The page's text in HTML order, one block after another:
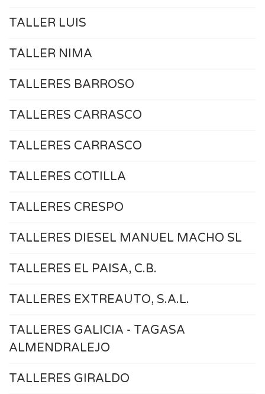
TALLER LUIS
TALLER NIMA
TALLERES BARROSO
TALLERES CARRASCO
TALLERES CARRASCO
TALLERES COTILLA
TALLERES CRESPO
TALLERES DIESEL MANUEL MACHO SL
TALLERES EL PAISA, C.B.
TALLERES EXTREAUTO, S.A.L.
TALLERES GALICIA - TAGASA
ALMENDRALEJO
TALLERES GIRALDO